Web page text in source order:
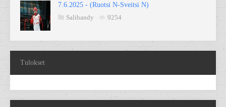
7.6.2025 - (Ruotsi N-Sveitsi N)
Salibandy
9254
Tulokset